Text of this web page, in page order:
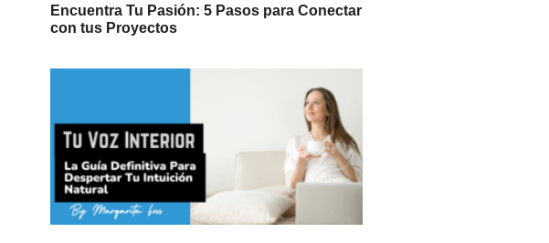
Encuentra Tu Pasión: 5 Pasos para Conectar
con tus Proyectos